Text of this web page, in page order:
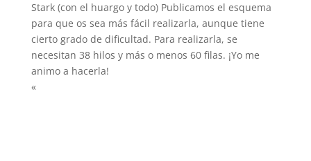
Stark (con el huargo y todo) Publicamos el esquema
para que os sea más fácil realizarla, aunque tiene
cierto grado de dificultad. Para realizarla, se
necesitan 38 hilos y más o menos 60 filas. ¡Yo me
animo a hacerla!
«